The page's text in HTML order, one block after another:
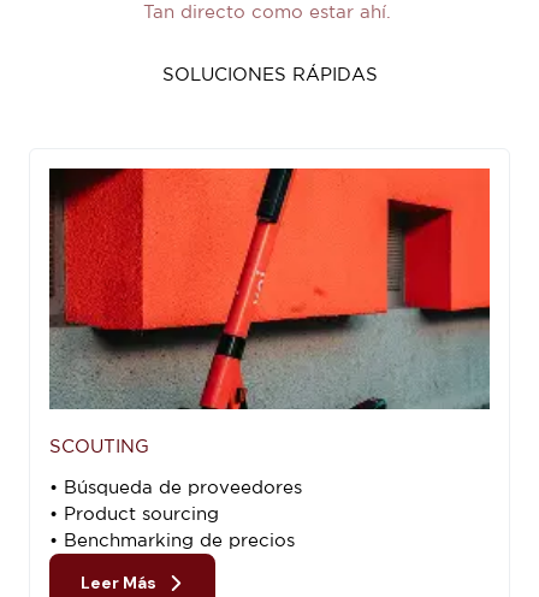
Tan directo como estar ahí.
SOLUCIONES RÁPIDAS
SCOUTING
• Búsqueda de proveedores
• Product sourcing
• Benchmarking de precios
Leer Más